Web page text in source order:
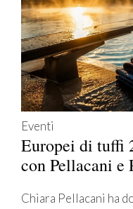
Eventi
Europei di tuffi
con Pellacani e
Chiara Pellacani ha